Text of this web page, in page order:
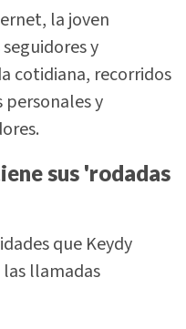
la joven
y
cotidiana, recorridos
y
sus 'rodadas
que Keydy
llamadas